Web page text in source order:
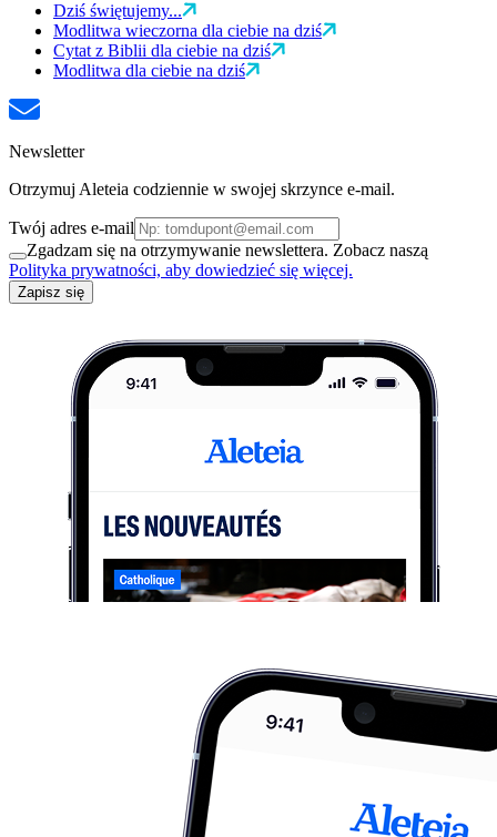
Dziś świętujemy...
Modlitwa wieczorna dla ciebie na dziś
Cytat z Biblii dla ciebie na dziś
Modlitwa dla ciebie na dziś
Newsletter
Otrzymuj Aleteia codziennie w swojej skrzynce e-mail.
Twój adres e-mail
Zgadzam się na otrzymywanie newslettera. Zobacz naszą
Polityka prywatności, aby dowiedzieć się więcej.
Zapisz się